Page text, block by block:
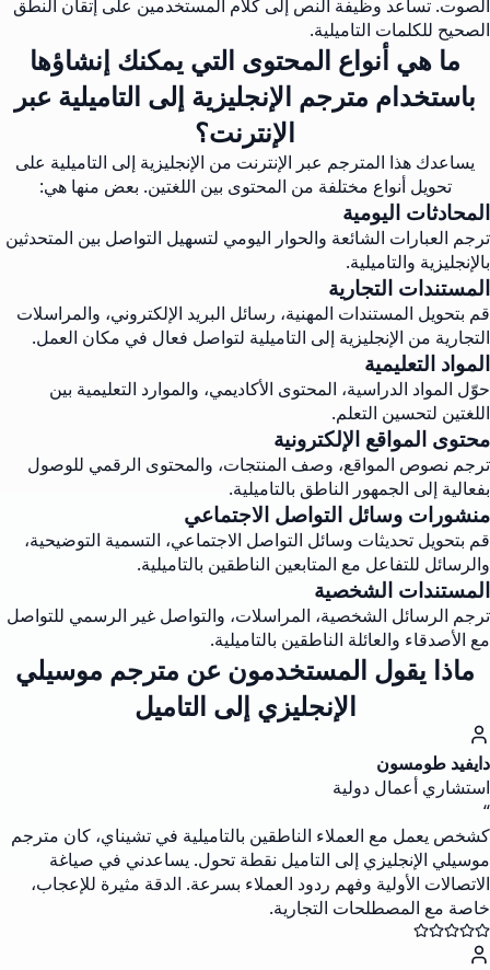
الصوت. تساعد وظيفة النص إلى كلام المستخدمين على إتقان النطق
الصحيح للكلمات التاميلية.
ما هي أنواع المحتوى التي يمكنك إنشاؤها
باستخدام مترجم الإنجليزية إلى التاميلية عبر
الإنترنت؟
يساعدك هذا المترجم عبر الإنترنت من الإنجليزية إلى التاميلية على
تحويل أنواع مختلفة من المحتوى بين اللغتين. بعض منها هي:
المحادثات اليومية
ترجم العبارات الشائعة والحوار اليومي لتسهيل التواصل بين المتحدثين
بالإنجليزية والتاميلية.
المستندات التجارية
قم بتحويل المستندات المهنية، رسائل البريد الإلكتروني، والمراسلات
التجارية من الإنجليزية إلى التاميلية لتواصل فعال في مكان العمل.
المواد التعليمية
حوّل المواد الدراسية، المحتوى الأكاديمي، والموارد التعليمية بين
اللغتين لتحسين التعلم.
محتوى المواقع الإلكترونية
ترجم نصوص المواقع، وصف المنتجات، والمحتوى الرقمي للوصول
بفعالية إلى الجمهور الناطق بالتاميلية.
منشورات وسائل التواصل الاجتماعي
قم بتحويل تحديثات وسائل التواصل الاجتماعي، التسمية التوضيحية،
والرسائل للتفاعل مع المتابعين الناطقين بالتاميلية.
المستندات الشخصية
ترجم الرسائل الشخصية، المراسلات، والتواصل غير الرسمي للتواصل
مع الأصدقاء والعائلة الناطقين بالتاميلية.
ماذا يقول المستخدمون عن مترجم موسيلي
الإنجليزي إلى التاميل
دايفيد طومسون
استشاري أعمال دولية
“
كشخص يعمل مع العملاء الناطقين بالتاميلية في تشيناي، كان مترجم
موسيلي الإنجليزي إلى التاميل نقطة تحول. يساعدني في صياغة
الاتصالات الأولية وفهم ردود العملاء بسرعة. الدقة مثيرة للإعجاب،
خاصة مع المصطلحات التجارية.